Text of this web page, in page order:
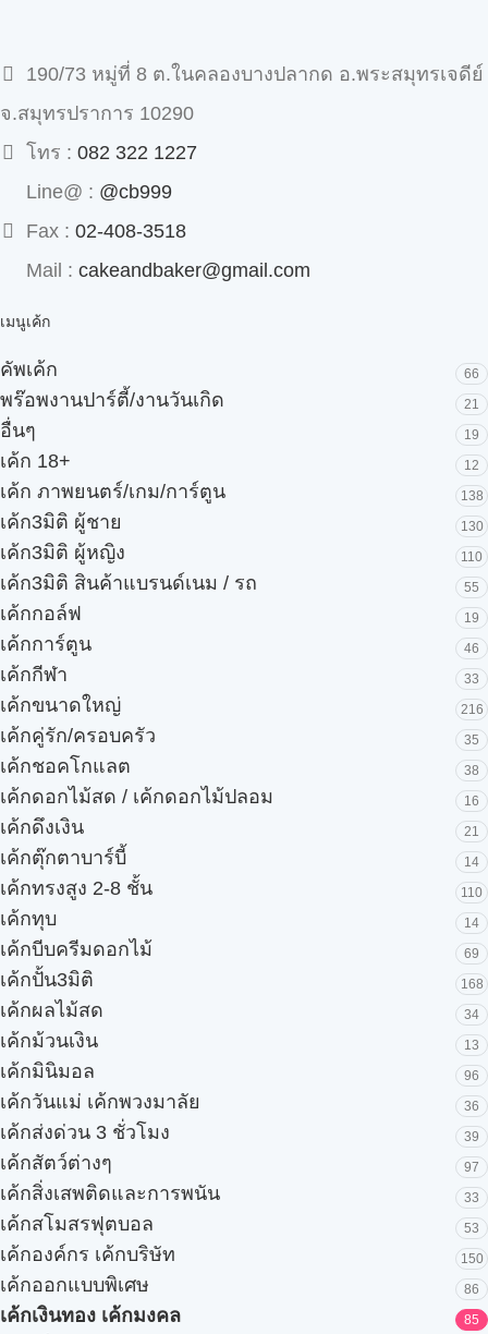
190/73 หมู่ที่ 8 ต.ในคลองบางปลากด อ.พระสมุทรเจดีย์
จ.สมุทรปราการ 10290
โทร : 082 322 1227
Line@ : @cb999
Fax : 02-408-3518
Mail : cakeandbaker@gmail.com
เมนูเค้ก
คัพเค้ก 66
พร๊อพงานปาร์ตี้/งานวันเกิด 21
อื่นๆ 19
เค้ก 18+ 12
เค้ก ภาพยนตร์/เกม/การ์ตูน 138
เค้ก3มิติ ผู้ชาย 130
เค้ก3มิติ ผู้หญิง 110
เค้ก3มิติ สินค้าแบรนด์เนม / รถ 55
เค้กกอล์ฟ 19
เค้กการ์ตูน 46
เค้กกีฬา 33
เค้กขนาดใหญ่ 216
เค้กคู่รัก/ครอบครัว 35
เค้กชอคโกแลต 38
เค้กดอกไม้สด / เค้กดอกไม้ปลอม 16
เค้กดึงเงิน 21
เค้กตุ๊กตาบาร์บี้ 14
เค้กทรงสูง 2-8 ชั้น 110
เค้กทุบ 14
เค้กบีบครีมดอกไม้ 69
เค้กปั้น3มิติ 168
เค้กผลไม้สด 34
เค้กม้วนเงิน 13
เค้กมินิมอล 96
เค้กวันแม่ เค้กพวงมาลัย 36
เค้กส่งด่วน 3 ชั่วโมง 39
เค้กสัตว์ต่างๆ 97
เค้กสิ่งเสพติดและการพนัน 33
เค้กสโมสรฟุตบอล 53
เค้กองค์กร เค้กบริษัท 150
เค้กออกแบบพิเศษ 86
เค้กเงินทอง เค้กมงคล 85